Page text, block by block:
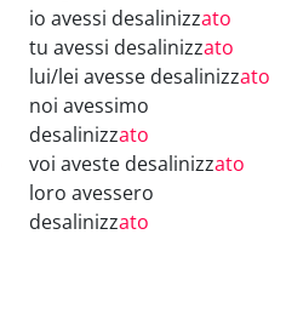
io avessi desalinizzato
tu avessi desalinizzato
lui/lei avesse desalinizzato
noi avessimo
desalinizzato
voi aveste desalinizzato
loro avessero
desalinizzato